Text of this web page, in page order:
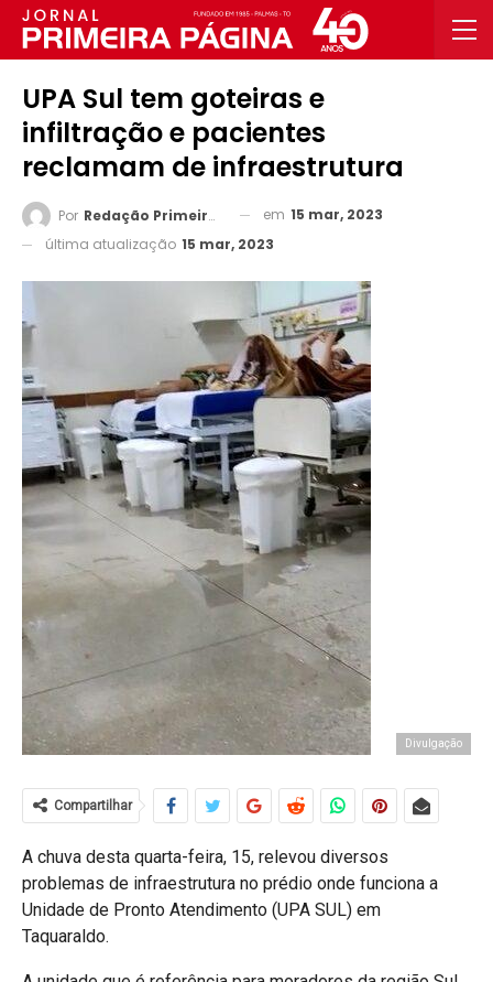
UPA Sul tem goteiras e
infiltração e pacientes
reclamam de infraestrutura
Por Redação Primeira Página em 15 mar, 2023
última atualização 15 mar, 2023
Divulgação
Compartilhar
A chuva desta quarta-feira, 15, relevou diversos
problemas de infraestrutura no prédio onde funciona a
Unidade de Pronto Atendimento (UPA SUL) em
Taquaraldo.